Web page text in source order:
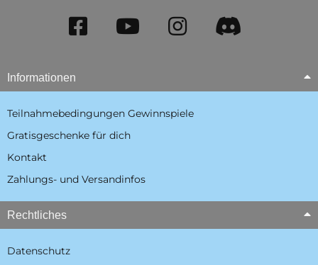
Informationen
Teilnahmebedingungen Gewinnspiele
Gratisgeschenke für dich
Kontakt
Zahlungs- und Versandinfos
Rechtliches
Datenschutz